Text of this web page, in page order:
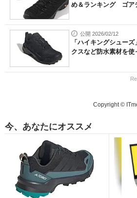
め＆ランキング ゴア
公開 2026/02/12
「ハイキングシュー
クスなど防水素材を
Copyright ©
今、あなたにオススメ